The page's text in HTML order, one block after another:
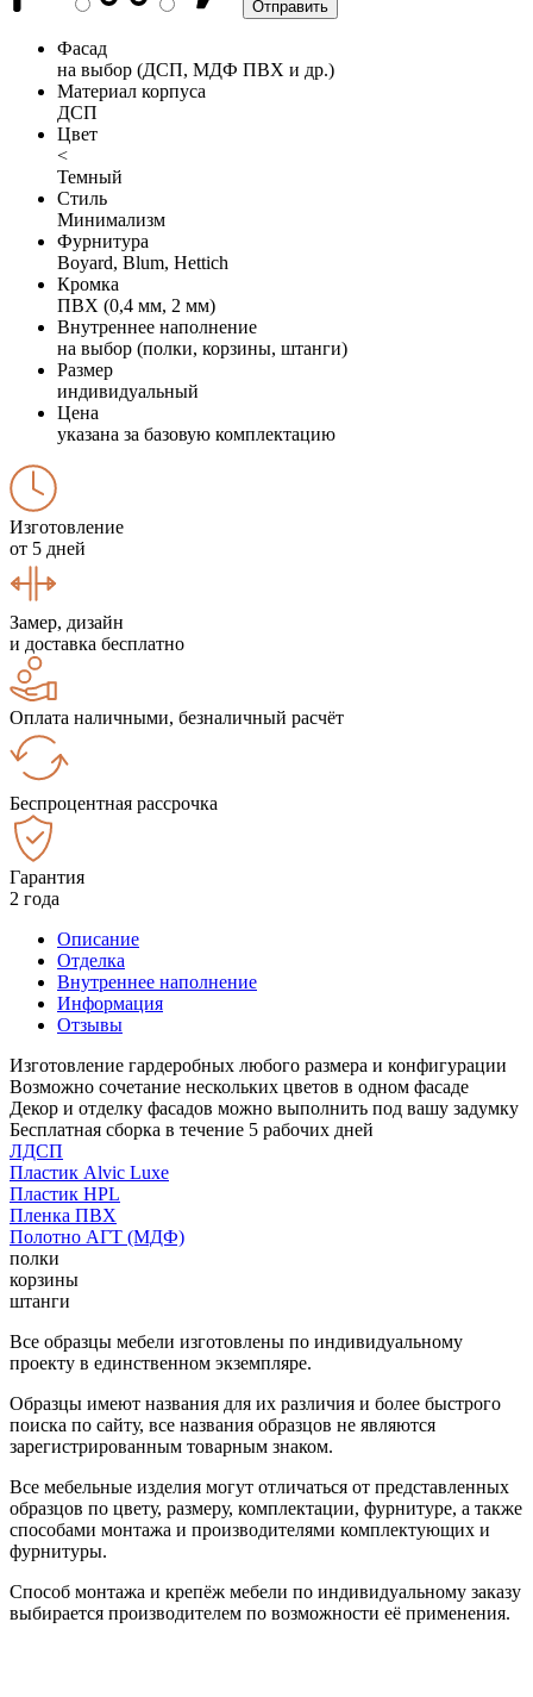
Фасад
на выбор (ДСП, МДФ ПВХ и др.)
Материал корпуса
ДСП
Цвет
<
Темный
Стиль
Минимализм
Фурнитура
Boyard, Blum, Hettich
Кромка
ПВХ (0,4 мм, 2 мм)
Внутреннее наполнение
на выбор (полки, корзины, штанги)
Размер
индивидуальный
Цена
указана за базовую комплектацию
Изготовление
от 5 дней
Замер, дизайн
и доставка бесплатно
Оплата наличными, безналичный расчёт
Беспроцентная рассрочка
Гарантия
2 года
Описание
Отделка
Внутреннее наполнение
Информация
Отзывы
Изготовление гардеробных любого размера и конфигурации
Возможно сочетание нескольких цветов в одном фасаде
Декор и отделку фасадов можно выполнить под вашу задумку
Бесплатная сборка в течение 5 рабочих дней
ЛДСП
Пластик Alvic Luxe
Пластик HPL
Пленка ПВХ
Полотно АГТ (МДФ)
полки
корзины
штанги
Все образцы мебели изготовлены по индивидуальному
проекту в единственном экземпляре.
Образцы имеют названия для их различия и более быстрого
поиска по сайту, все названия образцов не являются
зарегистрированным товарным знаком.
Все мебельные изделия могут отличаться от представленных
образцов по цвету, размеру, комплектации, фурнитуре, а также
способами монтажа и производителями комплектующих и
фурнитуры.
Способ монтажа и крепёж мебели по индивидуальному заказу
выбирается производителем по возможности её применения.